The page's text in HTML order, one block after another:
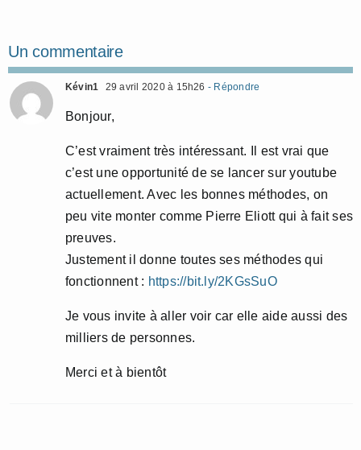
Un commentaire
Kévin1 29 avril 2020 à 15h26 - Répondre
Bonjour,
C’est vraiment très intéressant. Il est vrai que
c’est une opportunité de se lancer sur youtube
actuellement. Avec les bonnes méthodes, on
peu vite monter comme Pierre Eliott qui à fait ses
preuves.
Justement il donne toutes ses méthodes qui
fonctionnent : https://bit.ly/2KGsSuO
Je vous invite à aller voir car elle aide aussi des
milliers de personnes.
Merci et à bientôt